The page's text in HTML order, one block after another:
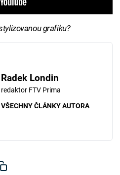
grafiku?
Radek Londin
redaktor FTV Prima
VŠECHNY ČLÁNKY AUTORA